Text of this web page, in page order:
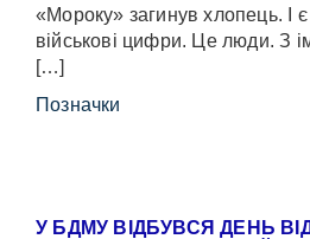
«Мороку» загинув хлопець. І
військові цифри. Це люди. З
[…]
Позначки
У БДМУ ВІДБУВСЯ ДЕНЬ